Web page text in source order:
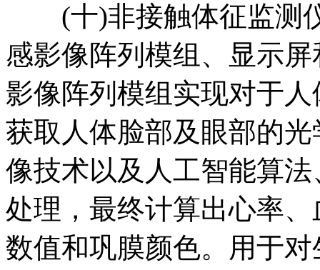
(十)非接触体征监测
感影像阵列模组、显示
影像阵列模组实现对于
获取人体脸部及眼部的
像技术以及人工智能算
处理，最终计算出心率
数值和巩膜颜色。用于